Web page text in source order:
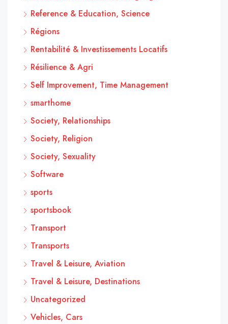
Reference & Education, Science
Régions
Rentabilité & Investissements Locatifs
Résilience & Agri
Self Improvement, Time Management
smarthome
Society, Relationships
Society, Religion
Society, Sexuality
Software
sports
sportsbook
Transport
Transports
Travel & Leisure, Aviation
Travel & Leisure, Destinations
Uncategorized
Vehicles, Cars